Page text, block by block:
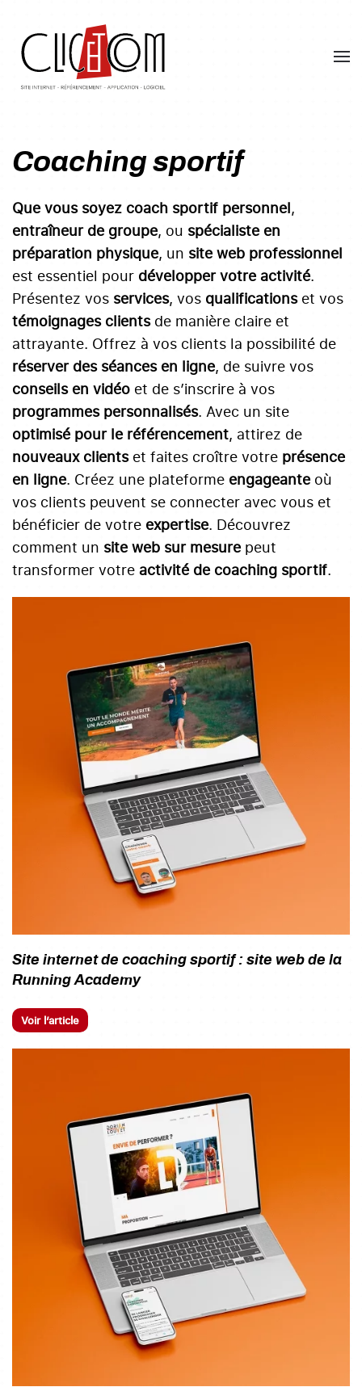
Skip
to
main
Coaching sportif
Que vous soyez coach sportif personnel,
entraîneur de groupe, ou spécialiste en
préparation physique, un site web professionnel
est essentiel pour développer votre activité.
Présentez vos services, vos qualificationset vos
témoignages clientsde manière claire et
attrayante. Offrez à vos clients la possibilité de
réserver des séances en ligne, de suivre vos
conseils en vidéo et de s’inscrire à vos
programmes personnalisés. Avec un site
optimisé pour le référencement, attirez de
nouveaux clientset faites croître votre présence
en ligne. Créez une plateforme engageante où
vos clients peuvent se connecter avec vous et
bénéficier de votre expertise. Découvrez
comment un site web sur mesure peut
transformer votre activité de coaching sportif.
Site internet de coaching sportif : site web de la
Running Academy
Voir l’article